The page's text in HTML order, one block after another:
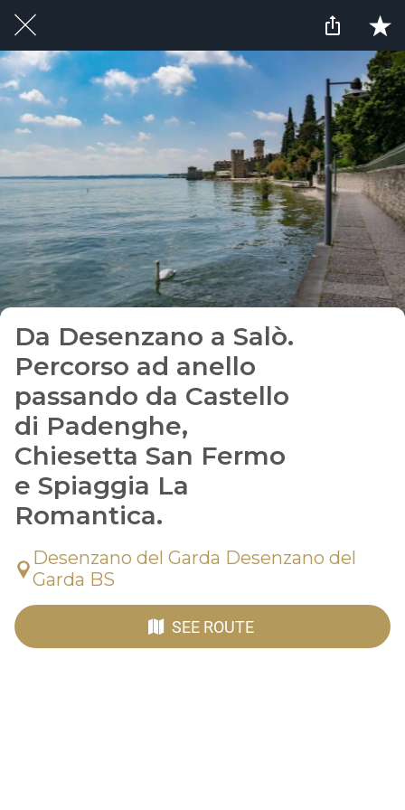
Da Desenzano a Salò.
Percorso ad anello
passando da Castello
di Padenghe,
Chiesetta San Fermo
e Spiaggia La
Romantica.
Desenzano del Garda Desenzano del
Garda BS
SEE ROUTE